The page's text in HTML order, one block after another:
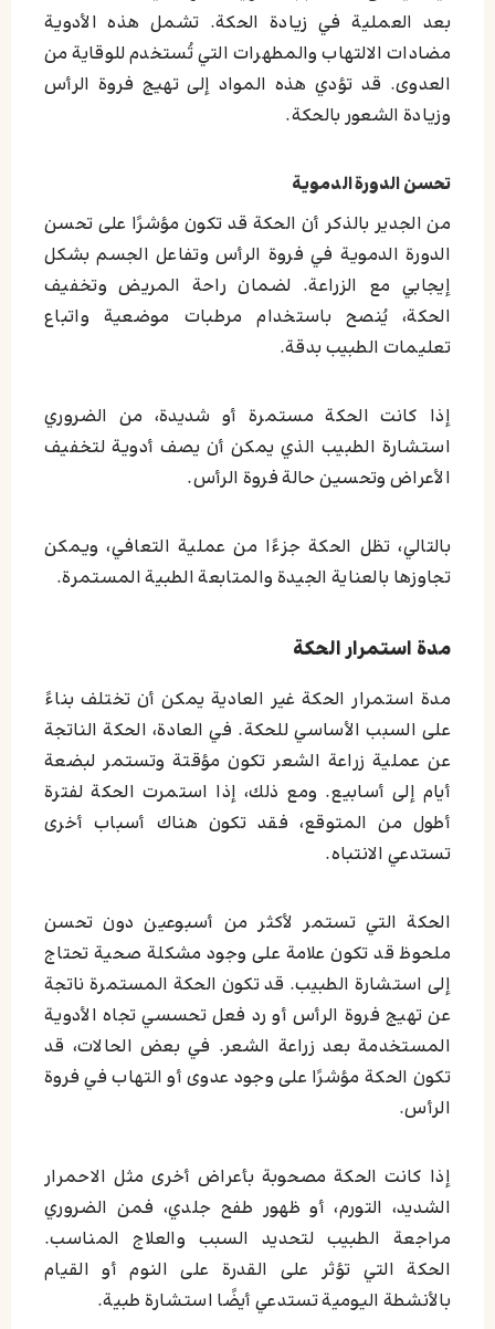
بعد العملية في زيادة الحكة. تشمل هذه الأدوية
مضادات الالتهاب والمطهرات التي تُستخدم للوقاية من
العدوى. قد تؤدي هذه المواد إلى تهيج فروة الرأس
وزيادة الشعور بالحكة.
تحسن الدورة الدموية
من الجدير بالذكر أن الحكة قد تكون مؤشرًا على تحسن
الدورة الدموية في فروة الرأس وتفاعل الجسم بشكل
إيجابي مع الزراعة. لضمان راحة المريض وتخفيف
الحكة، يُنصح باستخدام مرطبات موضعية واتباع
تعليمات الطبيب بدقة.
إذا كانت الحكة مستمرة أو شديدة، من الضروري
استشارة الطبيب الذي يمكن أن يصف أدوية لتخفيف
الأعراض وتحسين حالة فروة الرأس.
بالتالي، تظل الحكة جزءًا من عملية التعافي، ويمكن
تجاوزها بالعناية الجيدة والمتابعة الطبية المستمرة.
مدة استمرار الحکة
مدة استمرار الحكة غير العادية يمكن أن تختلف بناءً
على السبب الأساسي للحكة. في العادة، الحكة الناتجة
عن عملية زراعة الشعر تكون مؤقتة وتستمر لبضعة
أيام إلى أسابيع. ومع ذلك، إذا استمرت الحكة لفترة
أطول من المتوقع، فقد تكون هناك أسباب أخرى
تستدعي الانتباه.
الحكة التي تستمر لأكثر من أسبوعين دون تحسن
ملحوظ قد تكون علامة على وجود مشكلة صحية تحتاج
إلى استشارة الطبيب. قد تكون الحكة المستمرة ناتجة
عن تهيج فروة الرأس أو رد فعل تحسسي تجاه الأدوية
المستخدمة بعد زراعة الشعر. في بعض الحالات، قد
تكون الحكة مؤشرًا على وجود عدوى أو التهاب في فروة
الرأس.
إذا كانت الحكة مصحوبة بأعراض أخرى مثل الاحمرار
الشديد، التورم، أو ظهور طفح جلدي، فمن الضروري
مراجعة الطبيب لتحديد السبب والعلاج المناسب.
الحكة التي تؤثر على القدرة على النوم أو القيام
بالأنشطة اليومية تستدعي أيضًا استشارة طبية.